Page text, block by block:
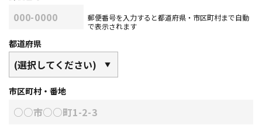
郵便番号を入力すると都道府県・市区町村まで自動
で表示されます
都道府県
市区町村・番地